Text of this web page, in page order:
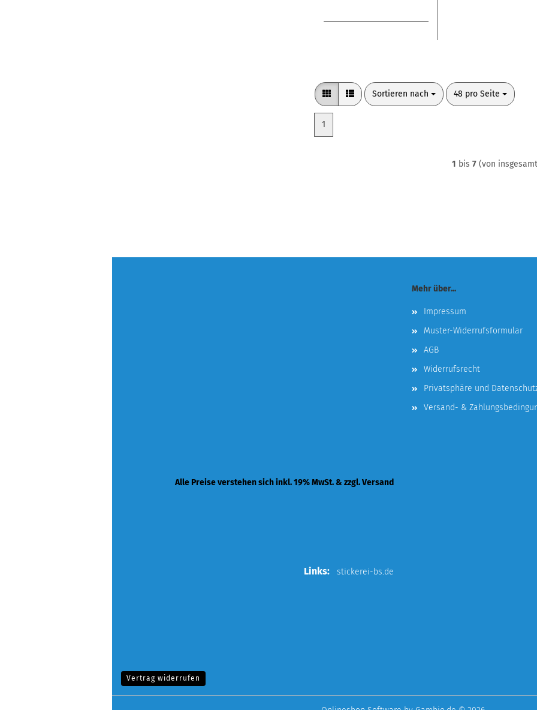
Sortieren nach
Sortieren nach 48 pro Seite
pro Seite
1
1 bis7 (von
Mehr über...
Impressum
Muster-Widerrufsformular
AGB
Widerrufsrecht
Privatsphäre und
Versand- &
Alle Preise verstehen sich inkl. 19% MwSt. & zzgl. Versand
Links: stickerei-bs.de
Vertrag widerrufen